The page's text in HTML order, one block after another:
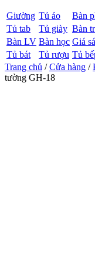
Giường Tủ áo Bàn
Tủ tab Tủ giày Bàn
Bàn LV Bàn học Giá
Tủ bát Tủ rượu Tủ
Trang chủ /Cửa hàng /
tường GH-18